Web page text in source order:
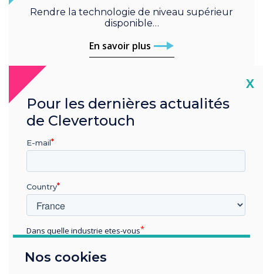
Rendre la technologie de niveau supérieur
disponible…
En savoir plus
Nos cookies
X
Pour les dernières actualités
de Clevertouch
E-mail
Country
Dans quelle industrie etes-vous
Enterprise